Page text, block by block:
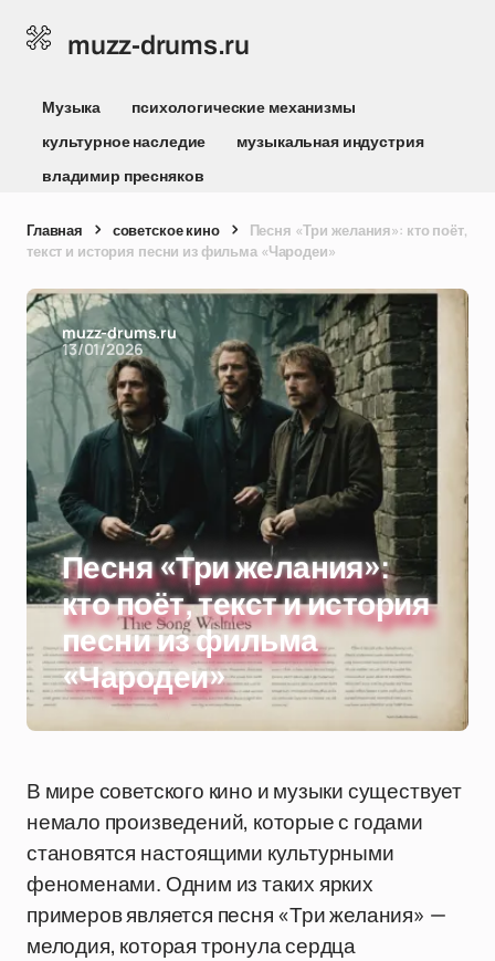
muzz-drums.ru
Музыка
психологические механизмы
культурное наследие
музыкальная индустрия
владимир пресняков
Главная советское кино
Песня «Три желания»: кто поёт,
текст и история песни из фильма «Чародеи»
muzz-drums.ru
13/01/2026
Песня «Три желания»:
кто поёт, текст и история
песни из фильма
«Чародеи»
В мире советского кино и музыки существует
немало произведений, которые с годами
становятся настоящими культурными
феноменами. Одним из таких ярких
примеров является песня «Три желания» —
мелодия, которая тронула сердца